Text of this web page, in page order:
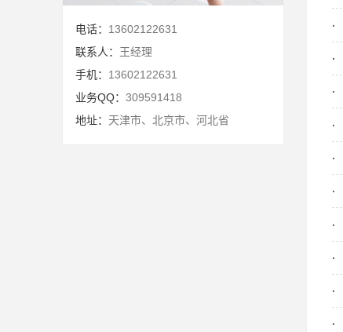
电话： 13602122631
联系人： 王经理
手机： 13602122631
业务QQ： 309591418
地址： 天津市、北京市、河北省